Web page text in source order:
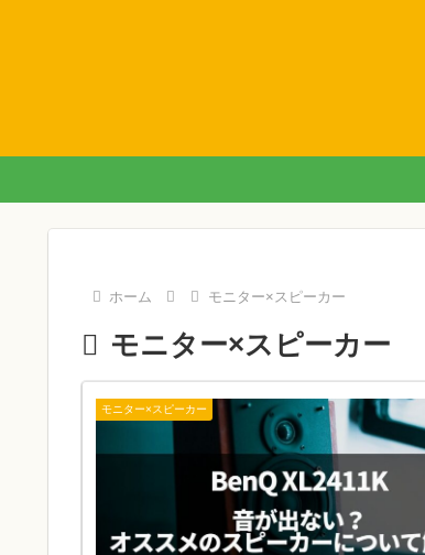
ホーム モニター×スピーカー
モニター×スピーカー
モニター×スピーカー